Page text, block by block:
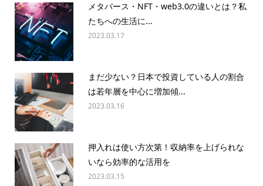
メタバース・NFT・web3.0の違いとは？私
たちへの生活に...
2023.03.17
まだ少ない？日本で投資している人の割合
は若年層を中心に増加傾...
2023.03.16
押入れは使い方次第！収納率を上げられな
いなら効率的な活用を
2023.03.15